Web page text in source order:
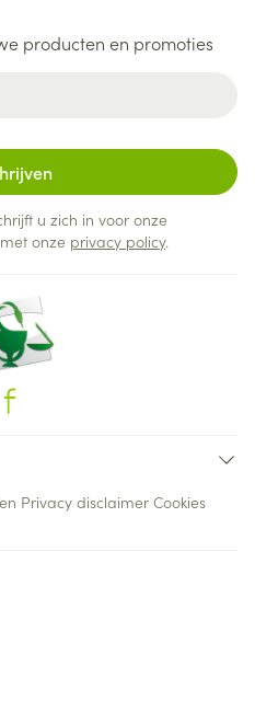
producten en promoties
u zich in voor onze
onze privacy policy.
Privacy disclaimer Cookies